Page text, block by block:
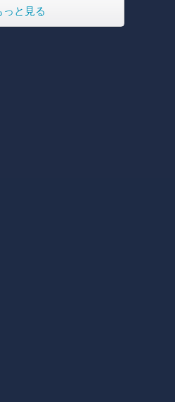
っと見る